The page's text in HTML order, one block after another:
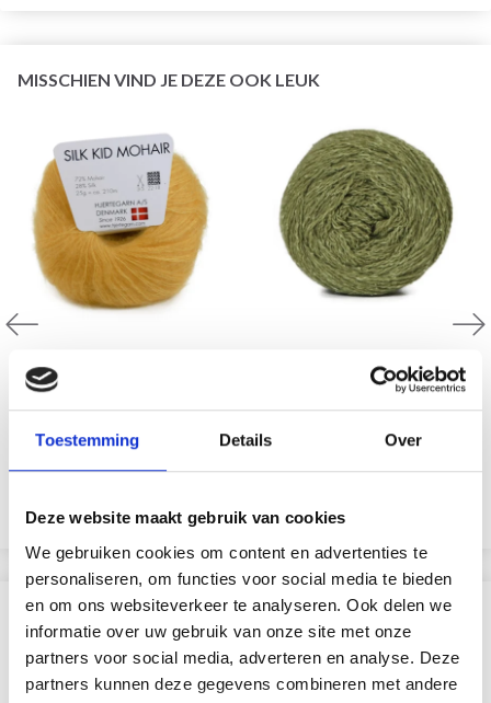
Toestemming Details Over
Deze website maakt gebruik van cookies
We gebruiken cookies om content en advertenties te
personaliseren, om functies voor social media te bieden
en om ons websiteverkeer te analyseren. Ook delen we
informatie over uw gebruik van onze site met onze
partners voor social media, adverteren en analyse. Deze
partners kunnen deze gegevens combineren met andere
MISSCHIEN VIND JE DEZE OOK LEUK
MOHAIR
72% Mohair / 28% Soie
EUR 8.99
Bekijk alle opties
75% Laine / 20% Polyamide
/ 5% Cachemire
Bekijk alle opties
VERGELIJKBAAR MET DIT
29% korting